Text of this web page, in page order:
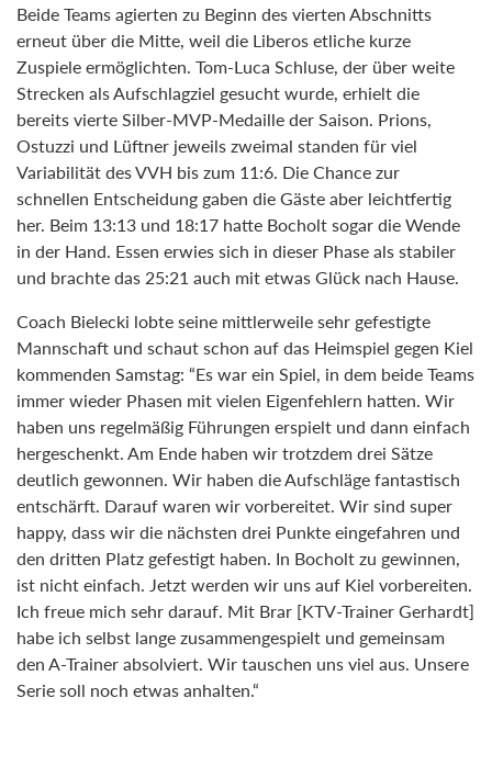
Beide Teams agierten zu Beginn des vierten Abschnitts
erneut über die Mitte, weil die Liberos etliche kurze
Zuspiele ermöglichten. Tom-Luca Schluse, der über weite
Strecken als Aufschlagziel gesucht wurde, erhielt die
bereits vierte Silber-MVP-Medaille der Saison. Prions,
Ostuzzi und Lüftner jeweils zweimal standen für viel
Variabilität des VVH bis zum 11:6. Die Chance zur
schnellen Entscheidung gaben die Gäste aber leichtfertig
her. Beim 13:13 und 18:17 hatte Bocholt sogar die Wende
in der Hand. Essen erwies sich in dieser Phase als stabiler
und brachte das 25:21 auch mit etwas Glück nach Hause.
Coach Bielecki lobte seine mittlerweile sehr gefestigte
Mannschaft und schaut schon auf das Heimspiel gegen Kiel
kommenden Samstag: “Es war ein Spiel, in dem beide Teams
immer wieder Phasen mit vielen Eigenfehlern hatten. Wir
haben uns regelmäßig Führungen erspielt und dann einfach
hergeschenkt. Am Ende haben wir trotzdem drei Sätze
deutlich gewonnen. Wir haben die Aufschläge fantastisch
entschärft. Darauf waren wir vorbereitet. Wir sind super
happy, dass wir die nächsten drei Punkte eingefahren und
den dritten Platz gefestigt haben. In Bocholt zu gewinnen,
ist nicht einfach. Jetzt werden wir uns auf Kiel vorbereiten.
Ich freue mich sehr darauf. Mit Brar [KTV-Trainer Gerhardt]
habe ich selbst lange zusammengespielt und gemeinsam
den A-Trainer absolviert. Wir tauschen uns viel aus. Unsere
Serie soll noch etwas anhalten.“